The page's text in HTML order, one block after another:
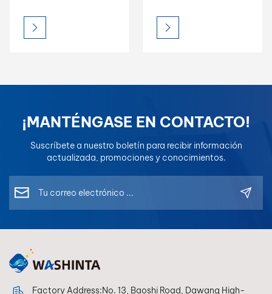
reparación de
carrocerías: masilla
Garantizamos un
acabado perfecto.
Solicite la ficha
técnica y una muestra
automóviles
reparación de
carrocerías: masilla
acabado perfecto.
Solicite la ficha
técnica y una muestra
¡MANTÉNGASE EN CONTACTO!
Suscríbete a nuestro boletín para recibir información
actualizada, promociones y conocimientos.
Factory Address:No. 13, Baoshi Road, Dawang High-